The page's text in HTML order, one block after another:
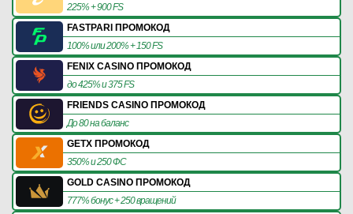
225% + 900 FS
FASTPARI ПРОМОКОД
100% или 200% + 150 FS
FENIX CASINO ПРОМОКОД
до 425% и 375 FS
FRIENDS CASINO ПРОМОКОД
До 80 на баланс
GETX ПРОМОКОД
350% и 250 ФС
GOLD CASINO ПРОМОКОД
777% бонус + 250 вращений